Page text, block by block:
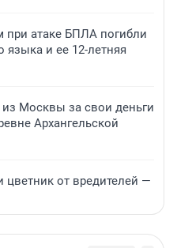
атаке БПЛА погибли
языка и ее 12-летняя
Москвы за свои деньги
Архангельской
цветник от вредителей —